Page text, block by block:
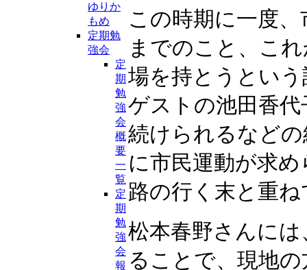
ゆりか
もめ
定期勉
強会
定
期
勉
強
会
概
要
一
覧
定
期
勉
強
会
報
この時期に一度
までのこと、こ
場を持とうとい
ゲストの池田香
続けられるなど
に市民運動が求
路の行く末と重
松本春野さんに
ることで、現地